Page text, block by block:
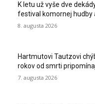
K letu už vyše dve
festival komornej hudby
8. augusta 2026
Hartmutovi Tautzovi
rokov od smrti
7. augusta 2026